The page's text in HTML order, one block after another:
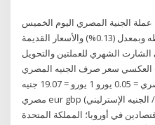
الجنية المصري اليوم الخميس
21 يناير 2021 بمقدار (0.0250) نقطه وبمعدل (0.13%) والأسعار القديمة
الشهري للعملتين والتحويل
العكسي سعر صرف الجنيه المصري (egp) مقابل اليورو (eur) خلال الأيام
الماضية. 2021-01-20 1 جنيه مصري = 0.05 يورو 1 يورو = 19.07 جنيه
مصري eur gbp (اليورو / الجنيه الإسترليني) اليورو مقابل الجنيه
في أوروبا؛ المملكة المتحدة